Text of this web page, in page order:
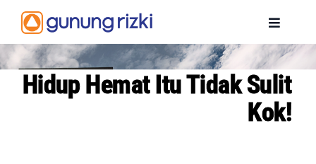
content
Toggle
BERANDA
Hidup Hemat Itu Tidak Sulit
Kok!